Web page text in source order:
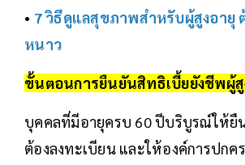
• 7 วิธีดูแลสุขภาพสำหรับผู้สูงอายุ
หนาว
ขั้นตอนการยืนยันสิทธิเบี้ยยังชีพผู้สู
บุคคลที่มีอายุครบ 60 ปีบริบูรณ์ให้ยื
ต้องลงทะเบียน และให้องค์การปกค